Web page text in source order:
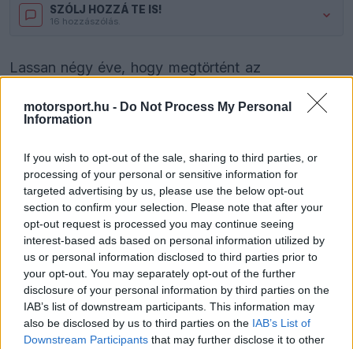
motorsport.hu - Do Not Process My Personal
Information
If you wish to opt-out of the sale, sharing to third parties, or
processing of your personal or sensitive information for
targeted advertising by us, please use the below opt-out
section to confirm your selection. Please note that after your
opt-out request is processed you may continue seeing
interest-based ads based on personal information utilized by
us or personal information disclosed to third parties prior to
your opt-out. You may separately opt-out of the further
disclosure of your personal information by third parties on the
IAB’s list of downstream participants. This information may
also be disclosed by us to third parties on the IAB’s List of
Downstream Participants that may further disclose it to other
SZÓLJ HOZZÁ TE IS!
16 hozzászólás.
Lassan négy éve, hogy megtörtént az
Dzabiban, ahol Max Verstappen első világbajnoki
Hamiltonnak nem jött össze az új rekordot jelentő
nyolcadik. Masi futam hajrájában hozott döntései
persze a mai napig vitatémát képeznek, a
szakembert később pedig megfosztották a
pozíciójától.
Wolff eközben az elmúlt években többször sem
csinált titkot abból, mennyire neheztel Masira,